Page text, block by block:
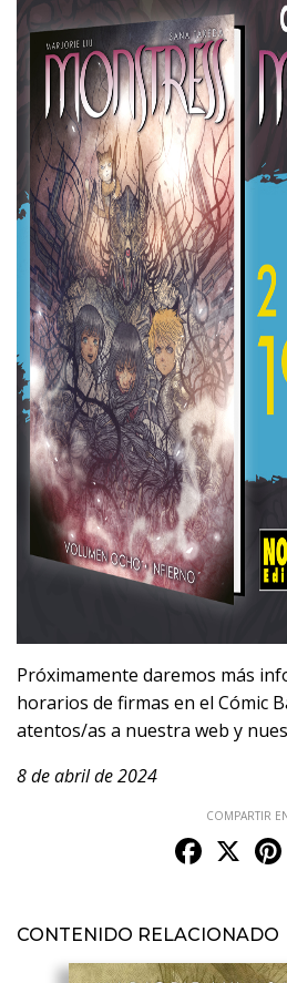
Próximamente daremos más
horarios de firmas en el Cómic
atentos/as a nuestra web y
8 de abril de 2024
COMPARTIR
Facebook
X
CONTENIDO RELACIONADO